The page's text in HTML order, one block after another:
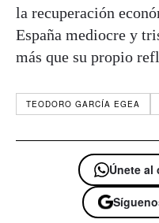
la recuperación
España mediocre y
más que su propio
TEODORO GARCÍA EGEA
Únete al